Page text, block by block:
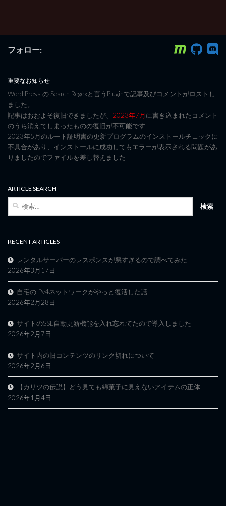
フォロー:
重要なお知らせ
Word Press の Search Regexと言うPluginで記事及びコメントがロストし
ました。
記事はおおよそ復旧できましたが、 2023年7月に書き込まれたコメント
のうち消えてしまったものの復旧が不可能です
2023年5月のルート証明書の更新プログラムのインストールチェックに
不具合があり、インストールに成功してもエラーが表示される問題があ
りましたのでファイルを差し替えました
ARTICLE SEARCH
検
RECENT ARTICLES
レンタルサーバーのレスポンスが悪すぎるので調べてみた
2026年3月17日
自宅のIPv4ネットワークがやっと復活した話
2026年2月28日
サイトのSSL自動更新機能を入れ忘れてたので導入しました
2026年2月7日
サイト内の旧コンテンツのリンク切れについて
2026年2月6日
【カリツの伝説】どう見ても綿菓子に見えないアイテムの正体
2026年1月4日